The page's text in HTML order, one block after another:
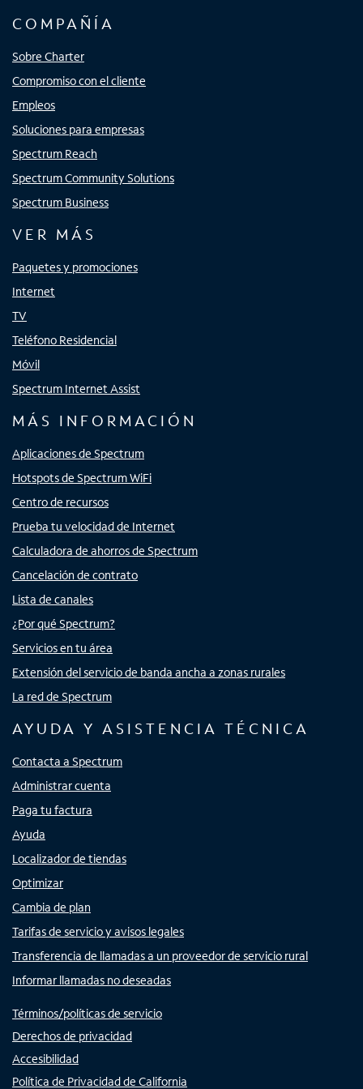
COMPAÑÍA
Sobre Charter
Compromiso con el cliente
Empleos
Soluciones para empresas
Spectrum Reach
Spectrum Community Solutions
Spectrum Business
VER MÁS
Paquetes y promociones
Internet
TV
Teléfono Residencial
Móvil
Spectrum Internet Assist
MÁS INFORMACIÓN
Aplicaciones de Spectrum
Hotspots de Spectrum WiFi
Centro de recursos
Prueba tu velocidad de Internet
Calculadora de ahorros de Spectrum
Cancelación de contrato
Lista de canales
¿Por qué Spectrum?
Servicios en tu área
Extensión del servicio de banda ancha a zonas rurales
La red de Spectrum
AYUDA Y ASISTENCIA TÉCNICA
Contacta a Spectrum
Administrar cuenta
Paga tu factura
Ayuda
Localizador de tiendas
Optimizar
Cambia de plan
Tarifas de servicio y avisos legales
Transferencia de llamadas a un proveedor de servicio rural
Informar llamadas no deseadas
Términos/políticas de servicio
Derechos de privacidad
Accesibilidad
Política de Privacidad de California